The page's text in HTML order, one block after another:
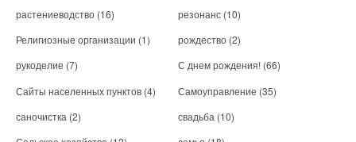
растениеводство (16) резонанс (10)
Религиозные организации (1) рождество (2)
рукоделие (7) С днем рождения! (66)
Сайты населенных пунктов (4) Самоуправление (35)
саночистка (2) свадьба (10)